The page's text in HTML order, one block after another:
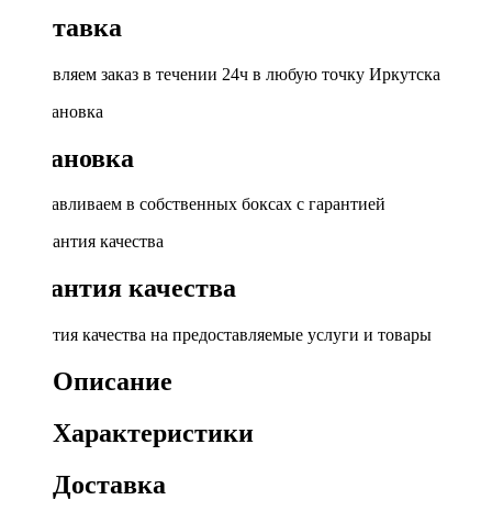
Доставка
Доставляем заказ в течении 24ч в любую точку Иркутска
Установка
Устанавливаем в собственных боксах с гарантией
Гарантия качества
Гарантия качества на предоставляемые услуги и товары
Описание
Характеристики
Доставка